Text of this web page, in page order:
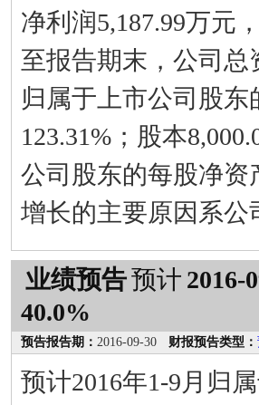
净利润5,187.99万元
至报告期末，公司总
归属于上市公司股东
123.31%；股本
公司股东的每股净资
增长的主要原因系
业绩预告预计 2016-
40.0%
预告报告期： 2016-09-30 财报预告类型：
预计2016年1-9月归